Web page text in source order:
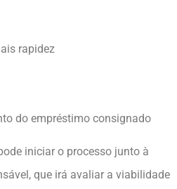
rapidez
do empréstimo consignado
iniciar o processo junto à
que irá avaliar a viabilidade